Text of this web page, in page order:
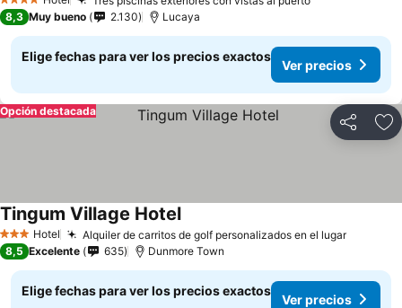
4 Estrellas
8,3 Muy bueno 2.130 Lucaya
Elige fechas para ver los precios exactos
Ver precios
Compartir
Opción destacada
3 Estrellas
Hotel Alquiler de carritos de golf personalizados en el lugar
Tingum Village Hotel
8,5 Excelente 635 Dunmore Town
Elige fechas para ver los precios exactos
Ver precios